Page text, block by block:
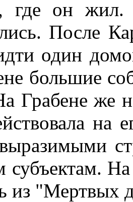
где он
После
один
большие
Грабене же
на
субъектам.
из "Мертвых